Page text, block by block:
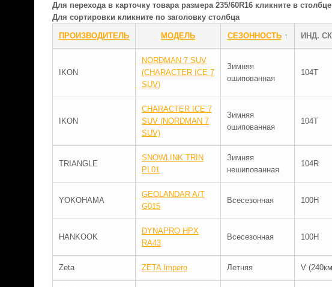
Для перехода в карточку товара размера 235/60R16 кликните в
Для сортировки кликните по заголовку столбца
ПРОИЗВОДИТЕЛЬ МОДЕЛЬ СЕЗОННОСТЬ↑ ИНД.
IKON
NORDMAN 7 SUV
(CHARACTER ICE 7
SUV)
Зимняя
ошипованная
104T
IKON
CHARACTER ICE 7
SUV (NORDMAN 7
SUV)
Зимняя
ошипованная
104T
TRIANGLE
SNOWLINK TRIN
PL01
Зимняя
нешипованная
104R
YOKOHAMA
GEOLANDAR A/T
G015
Всесезонная 100H
HANKOOK
DYNAPRO HPX
RA43
Всесезонная 100H
Zeta ZETA Impero Летняя V